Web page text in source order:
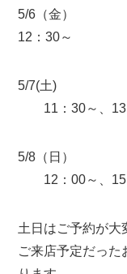
5/6（金）
12：30～
5/7(土)
11：30～、13
5/8（日）
12：00～、15
土日はご予約が大
ご来店予定だった